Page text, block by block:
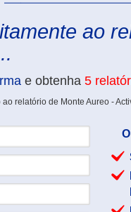
ao
e obtenha 5
relatório de Monte Aureo -